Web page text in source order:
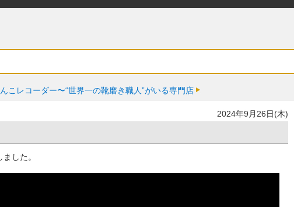
こレコーダー〜“世界一の靴磨き職人”がいる専門店
2024年9月26日(木)
した。